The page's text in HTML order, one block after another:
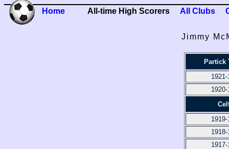
Home All-time High Scorers All Clubs
Jimmy
Partick